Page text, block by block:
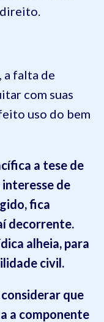
a falta de
com suas
uso do bem
a tese de
de
fica
decorrente.
alheia, para
civil.
que
a componente